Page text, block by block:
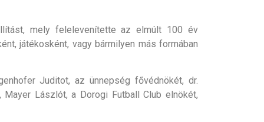
mely felelevenítette az elmúlt 100 év
játékosként, vagy bármilyen más formában
Juditot, az ünnepség fővédnökét, dr.
Lászlót, a Dorogi Futball Club elnökét,